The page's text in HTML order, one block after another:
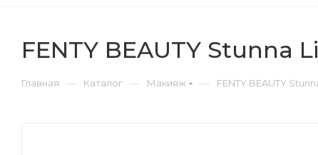
FENTY BEAUTY Stunna
Главная — Каталог — Макияж — FENTY BEAUTY